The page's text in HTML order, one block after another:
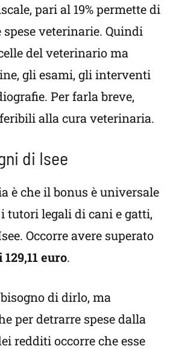
pari al 19% permette di
veterinarie. Quindi
del veterinario ma
gli esami, gli interventi
Per farla breve,
alla cura veterinaria.
di Isee
è che il bonus è universale
tutori legali di cani e gatti,
Occorre avere superato
euro.
di dirlo, ma
per detrarre spese dalla
redditi occorre che esse